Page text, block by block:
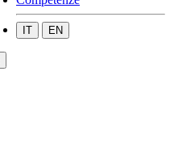
IT EN